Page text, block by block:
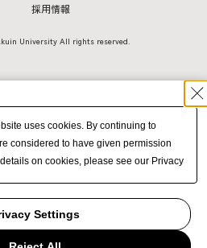
採用情報
University All rights reserved.
uses cookies. By continuing to
considered to have given permission
on cookies, please see our Privacy
Settings